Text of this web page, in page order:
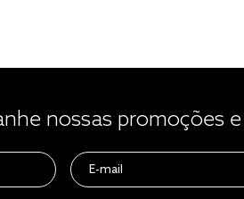
nossas promoções